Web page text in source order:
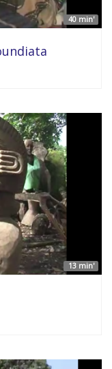
40 min'
13 min'